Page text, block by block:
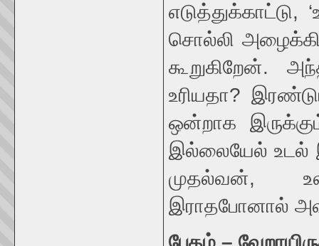
சொல்லி
கூறுகிறேன்.
உரியதா?
ஒன்றாக
இல்லையேல் உடல்
முதல்வன்,
இராதபோனால்